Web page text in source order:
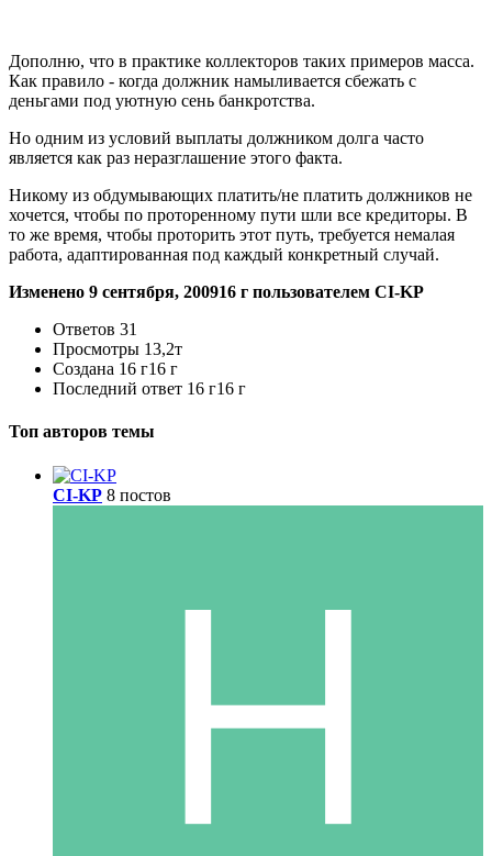
Дополню, что в практике коллекторов таких примеров масса.
Как правило - когда должник намыливается сбежать с
деньгами под уютную сень банкротства.
Но одним из условий выплаты должником долга часто
является как раз неразглашение этого факта.
Никому из обдумывающих платить/не платить должников не
хочется, чтобы по проторенному пути шли все кредиторы. В
то же время, чтобы проторить этот путь, требуется немалая
работа, адаптированная под каждый конкретный случай.
Изменено 9 сентября, 200916 г пользователем CI-KP
Ответов 31
Просмотры 13,2т
Создана 16 г16 г
Последний ответ 16 г16 г
Топ авторов темы
CI-KP 8 постов